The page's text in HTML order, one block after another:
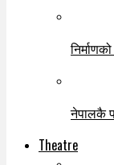
नेपालकै
Theatre